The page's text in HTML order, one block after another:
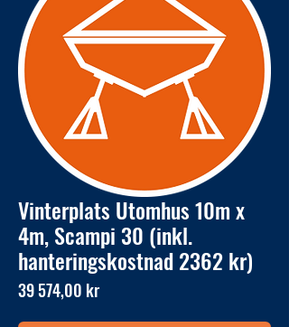
Vinterplats Utomhus 10m x
4m, Scampi 30 (inkl.
hanteringskostnad 2362 kr)
39 574,00 krPris